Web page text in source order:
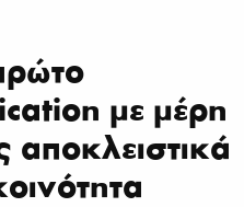
με μέρη
αποκλειστικά